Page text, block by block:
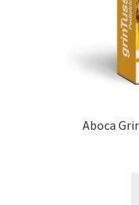
Aboca